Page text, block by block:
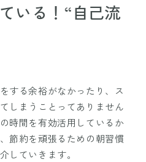
いる！“自己流
する余裕がなかったり、ス
しまうことってありません
時間を有効活用しているか
節約を頑張るための朝習慣
していきます。